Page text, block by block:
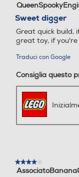
4
5
stelle.
Sweet digger
Great quick build,
great toy, if
Traduci con Google
Consiglia questo
★★★★★
★★★★★
4